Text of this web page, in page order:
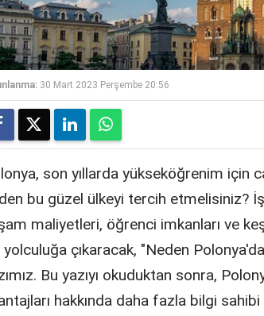
30 Mart 2023 Perşembe 20:56
son yıllarda yükseköğrenim için
bu güzel ülkeyi tercih etmelisiniz?
maliyetleri, öğrenci imkanları ve
çıkaracak, "Neden Polonya'da
Bu yazıyı okuduktan sonra,
hakkında daha fazla bilgi